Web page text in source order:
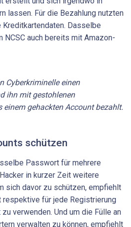
lassen. Für die Bezahlung nutzten
Dasselbe
NCSC auch bereits mit Amazon-
Cyberkriminelle einen
ihn mit gestohlenen
einem gehackten Account bezahlt.
schützen
Passwort für mehrere
in kurzer Zeit weitere
sich davor zu schützen, empfiehlt
für jede Registrierung
verwenden. Und um die Fülle an
verwalten zu können, empfiehlt